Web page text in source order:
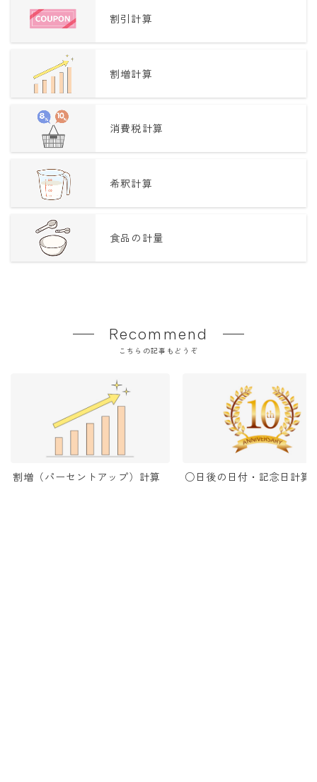
割引計算
割増計算
消費税計算
希釈計算
食品の計量
Recommend
こちらの記事もどうぞ
割増（パーセントアップ）計算 ○日後の日付・記念日計算